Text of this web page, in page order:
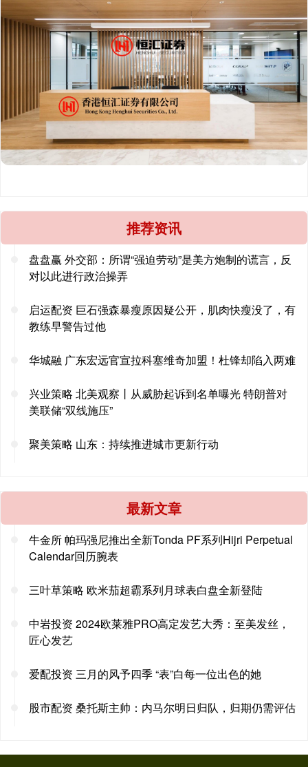
推荐资讯
盘盘赢 外交部：所谓“强迫劳动”是美方炮制的谎言，反
对以此进行政治操弄
启运配资 巨石强森暴瘦原因疑公开，肌肉快瘦没了，有
教练早警告过他
华城融 广东宏远官宣拉科塞维奇加盟！杜锋却陷入两难
兴业策略 北美观察丨从威胁起诉到名单曝光 特朗普对
美联储“双线施压”
聚美策略 山东：持续推进城市更新行动
最新文章
牛金所 帕玛强尼推出全新Tonda PF系列Hijri Perpetual
Calendar回历腕表
三叶草策略 欧米茄超霸系列月球表白盘全新登陆
中岩投资 2024欧莱雅PRO高定发艺大秀：至美发丝，
匠心发艺
爱配投资 三月的风予四季 “表”白每一位出色的她
股市配资 桑托斯主帅：内马尔明日归队，归期仍需评估